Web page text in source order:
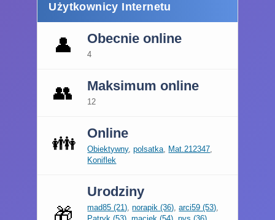
Użytkownicy Internetu
👤 Obecnie online
4
👥 Maksimum online
12
👪 Online
Obiektywny,polsatka, Mat.212347,
Koniflek
🎁
Urodziny
mad85 (21),norapik (36),arci59 (53),